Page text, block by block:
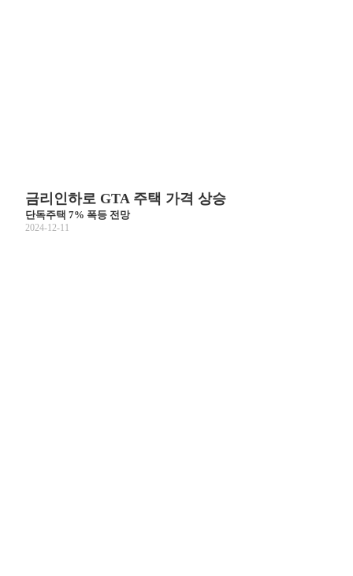
금리인하로 GTA 주택 가격 상승
단독주택 7% 폭등 전망
2024-12-11